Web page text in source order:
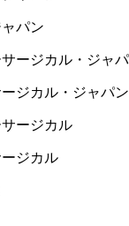
パン
ジカル・ジャパン
ジカル